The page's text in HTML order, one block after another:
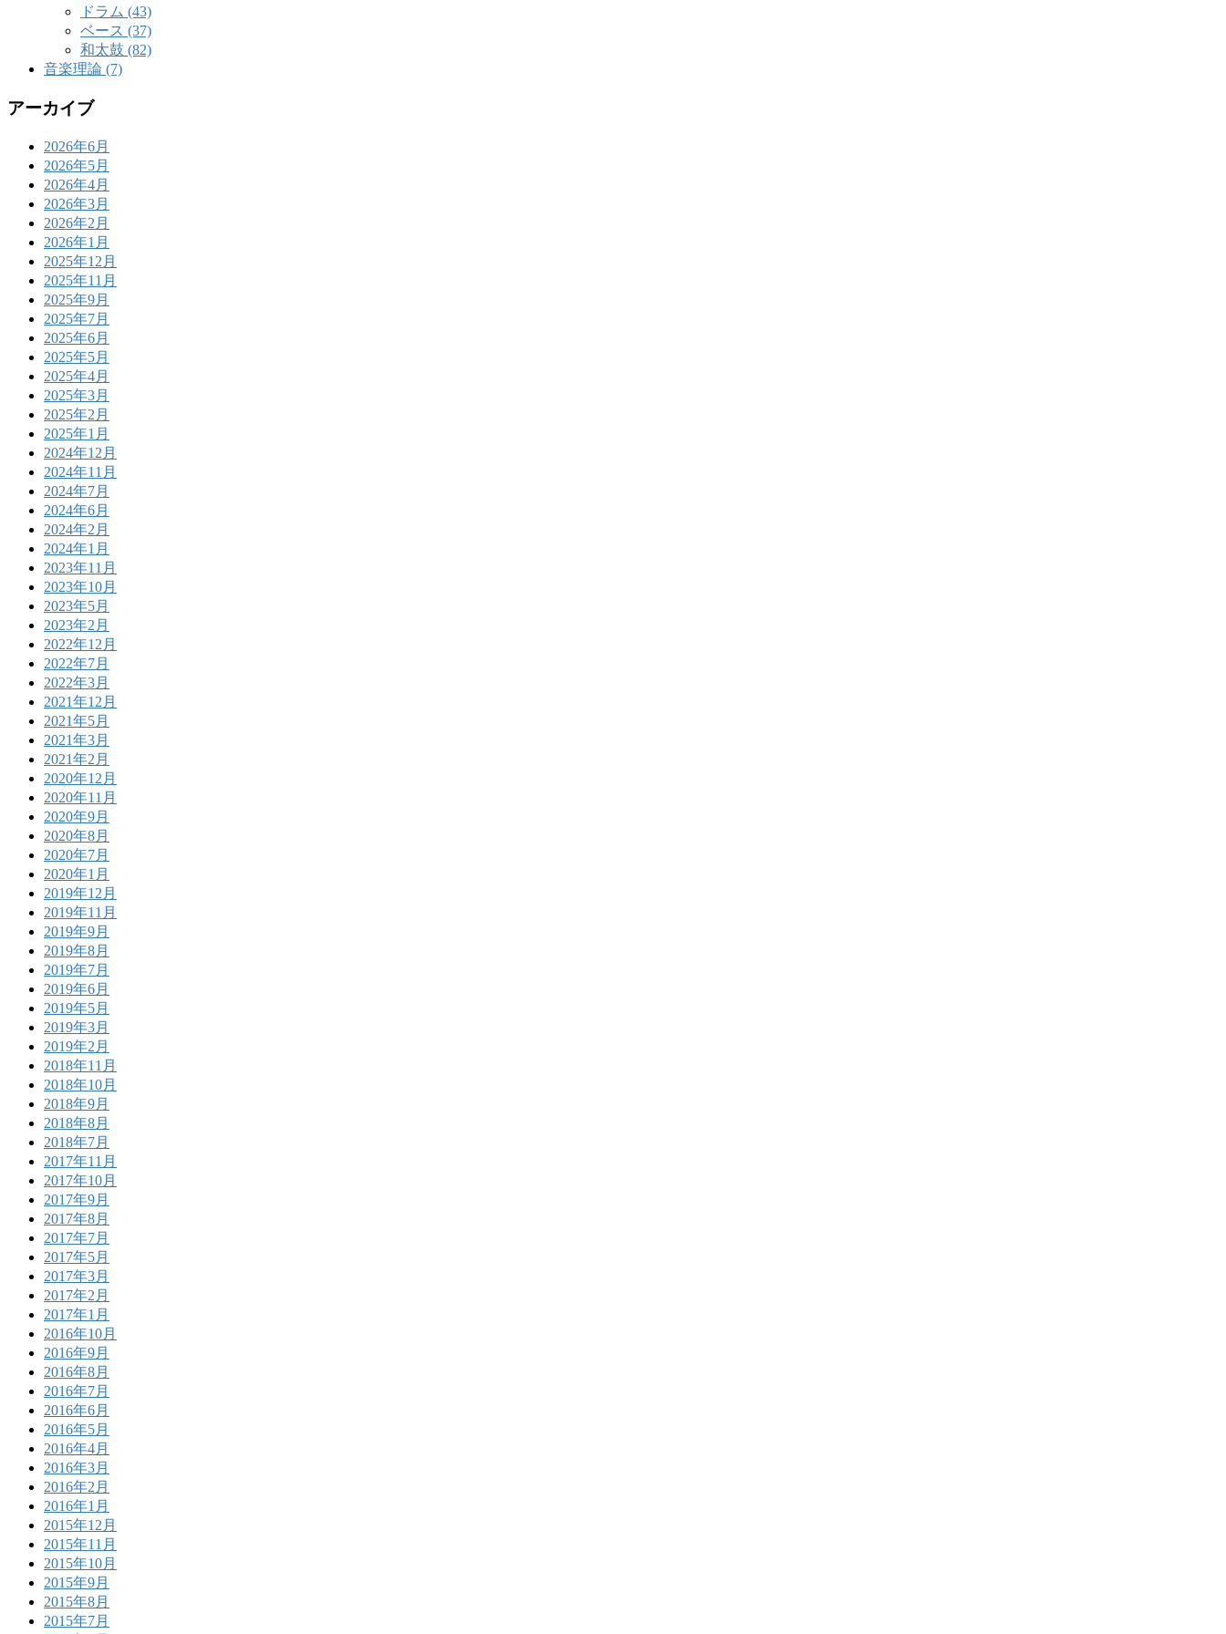
ドラム (43)
ベース (37)
和太鼓 (82)
音楽理論 (7)
アーカイブ
2026年6月
2026年5月
2026年4月
2026年3月
2026年2月
2026年1月
2025年12月
2025年11月
2025年9月
2025年7月
2025年6月
2025年5月
2025年4月
2025年3月
2025年2月
2025年1月
2024年12月
2024年11月
2024年7月
2024年6月
2024年2月
2024年1月
2023年11月
2023年10月
2023年5月
2023年2月
2022年12月
2022年7月
2022年3月
2021年12月
2021年5月
2021年3月
2021年2月
2020年12月
2020年11月
2020年9月
2020年8月
2020年7月
2020年1月
2019年12月
2019年11月
2019年9月
2019年8月
2019年7月
2019年6月
2019年5月
2019年3月
2019年2月
2018年11月
2018年10月
2018年9月
2018年8月
2018年7月
2017年11月
2017年10月
2017年9月
2017年8月
2017年7月
2017年5月
2017年3月
2017年2月
2017年1月
2016年10月
2016年9月
2016年8月
2016年7月
2016年6月
2016年5月
2016年4月
2016年3月
2016年2月
2016年1月
2015年12月
2015年11月
2015年10月
2015年9月
2015年8月
2015年7月